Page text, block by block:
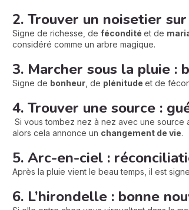
2. Trouver un noisetier
Signe de richesse, de fécondité et de
considéré comme un arbre magique.
3. Marcher sous la pluie :
Signe de bonheur , de plénitude et de
4. Trouver une source :
Si vous tombez nez à nez avec une source
alors cela annonce un changement de vie.
5. Arc-en-ciel :
Après la pluie vient le beau temps, il est
6. L’hirondelle : bonne